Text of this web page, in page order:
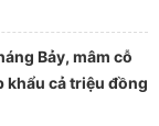
Bảy, mâm cỗ
khẩu cả triệu đồng